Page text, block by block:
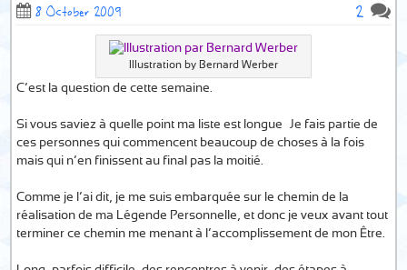
8 October 2009 2
Illustration by Bernard Werber
C’est la question de cette semaine.
Si vous saviez à quelle point ma liste est longue… Je fais partie de
ces personnes qui commencent beaucoup de choses à la fois
mais qui n’en finissent au final pas la moitié.
Comme je l’ai dit, je me suis embarquée sur le chemin de la
réalisation de ma Légende Personnelle, et donc je veux avant tout
terminer ce chemin me menant à l’accomplissement de mon Être.